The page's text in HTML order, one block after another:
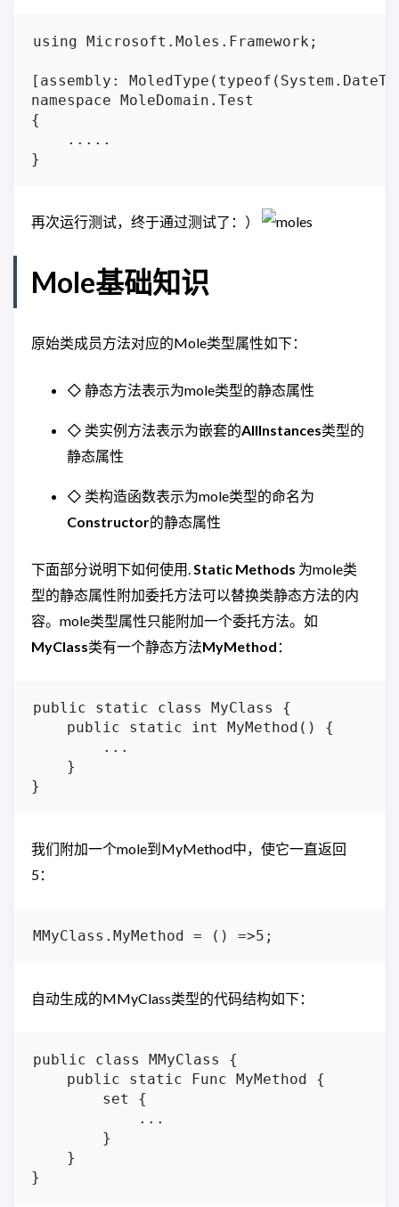
using Microsoft.Moles.Framework;
[assembly:
namespace MoleDomain.Test
{
    .....
再次运行测试，终于通过测试了：）
Mole基础知识
原始类成员方法对应的Mole类型属性如下：
◇ 静态方法表示为mole类型的静态属性
◇ 类实例方法表示为嵌套的AllInstances类型的
静态属性
◇ 类构造函数表示为mole类型的命名为
Constructor的静态属性
下面部分说明下如何使用.Static Methods 为mole类
型的静态属性附加委托方法可以替换类静态方法的内
容。mole类型属性只能附加一个委托方法。如
MyClass类有一个静态方法MyMethod ：
public static class MyClass {
    public static int MyMethod() {
        ...
    }
我们附加一个mole到MyMethod中，使它一直返回
5：
自动生成的MMyClass类型的代码结构如下：
public class MMyClass {
    public static Func MyMethod {
        set {
            ...
        }
    }